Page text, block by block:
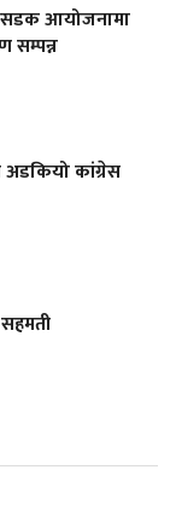
सडक आयोजनामा
सम्पन्न
कांग्रेस